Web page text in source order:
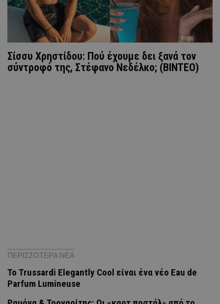
Σίσσυ Χρηστίδου: Πού έχουμε δει ξανά τον
σύντροφό της, Στέφανο Νεδέλκο; (ΒΙΝΤΕΟ)
ΠΕΡΙΣΣΟΤΕΡΑ ΝΕΑ
Το Trussardi Elegantly Cool είναι ένα νέο Eau de
Parfum Lumineuse